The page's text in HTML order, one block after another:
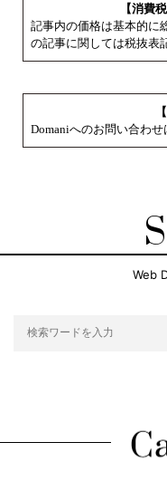
【消費
記事内の価格は基本的に
の記事に関しては税抜表
Domaniへのお問い合わせ
Web